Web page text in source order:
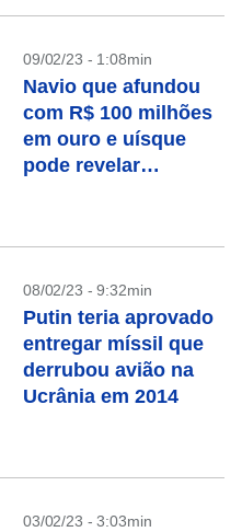
09/02/23 - 1:08min
Navio que afundou
com R$ 100 milhões
em ouro e uísque
pode revelar
08/02/23 - 9:32min
Putin teria aprovado
entregar míssil que
derrubou avião na
Ucrânia em 2014
03/02/23 - 3:03min